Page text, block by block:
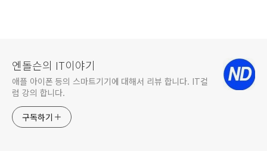
엔돌슨의 IT이야기
애플 아이폰 등의 스마트기기에 대해서 리뷰 합니다. IT컬
럼 강의 합니다.
구독하기